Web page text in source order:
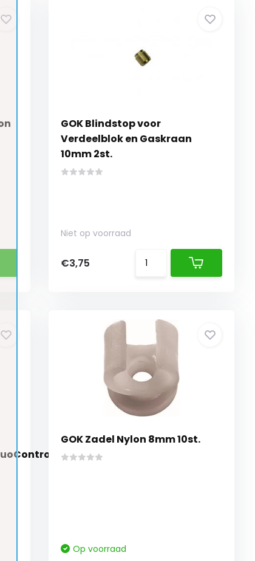
GOK Blindstop voor
Verdeelblok en Gaskraan
10mm 2st.
Niet op voorraad
€3,75
GOK Zadel Nylon 8mm 10st.
Op voorraad